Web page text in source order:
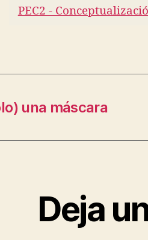
PEC2 -
una máscara
Deja